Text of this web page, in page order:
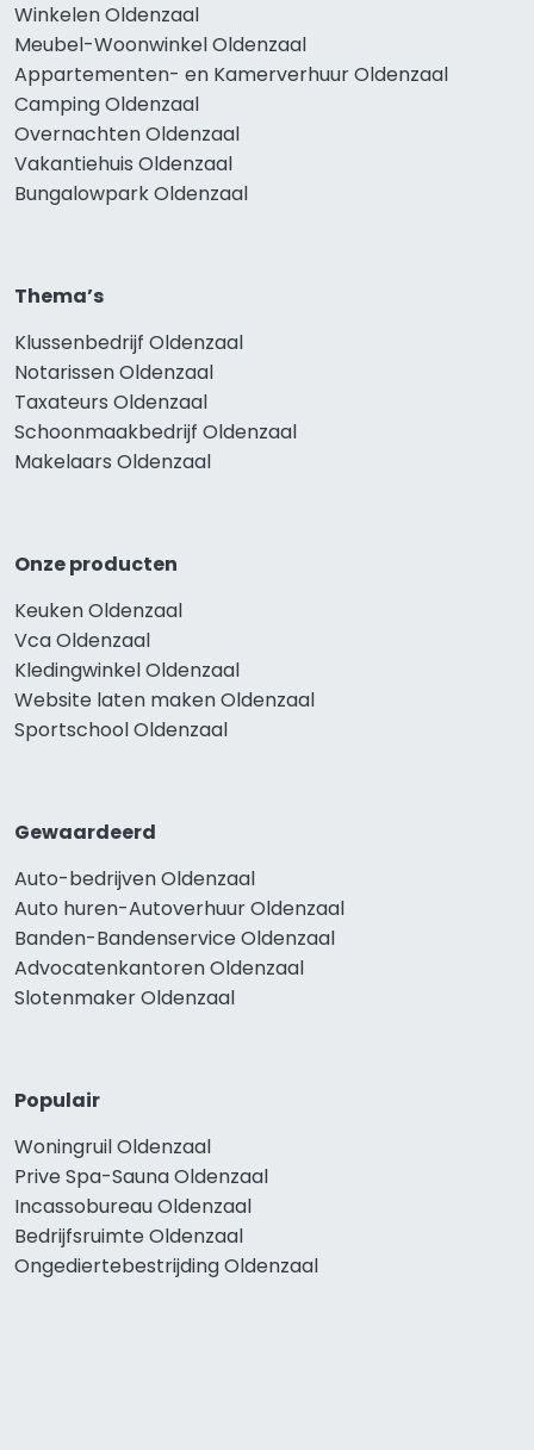
Winkelen Oldenzaal
Meubel-Woonwinkel Oldenzaal
Appartementen- en Kamerverhuur Oldenzaal
Camping Oldenzaal
Overnachten Oldenzaal
Vakantiehuis Oldenzaal
Bungalowpark Oldenzaal
Thema’s
Klussenbedrijf Oldenzaal
Notarissen Oldenzaal
Taxateurs Oldenzaal
Schoonmaakbedrijf Oldenzaal
Makelaars Oldenzaal
Onze producten
Keuken Oldenzaal
Vca Oldenzaal
Kledingwinkel Oldenzaal
Website laten maken Oldenzaal
Sportschool Oldenzaal
Gewaardeerd
Auto-bedrijven Oldenzaal
Auto huren-Autoverhuur Oldenzaal
Banden-Bandenservice Oldenzaal
Advocatenkantoren Oldenzaal
Slotenmaker Oldenzaal
Populair
Woningruil Oldenzaal
Prive Spa-Sauna Oldenzaal
Incassobureau Oldenzaal
Bedrijfsruimte Oldenzaal
Ongediertebestrijding Oldenzaal